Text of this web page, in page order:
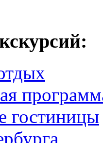
гостиницы